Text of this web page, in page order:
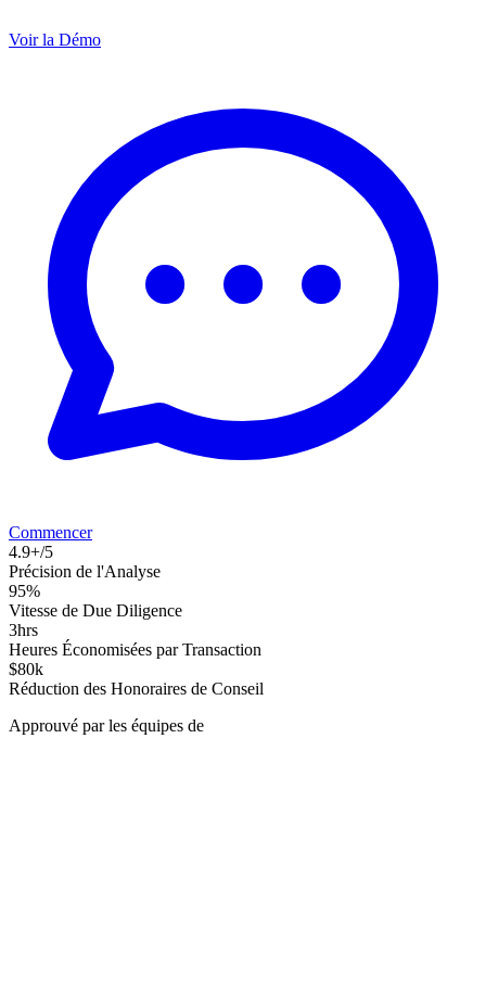
Voir la Démo
Commencer
4.9+/5
Précision de l'Analyse
95%
Vitesse de Due Diligence
3hrs
Heures Économisées par Transaction
$80k
Réduction des Honoraires de Conseil
Approuvé par les équipes de